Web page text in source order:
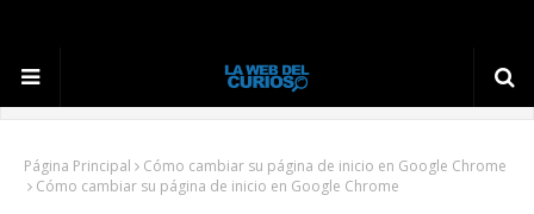
Página Principal
Cómo cambiar su página de inicio en Google Chrome
Cómo cambiar su página de inicio en Google Chrome